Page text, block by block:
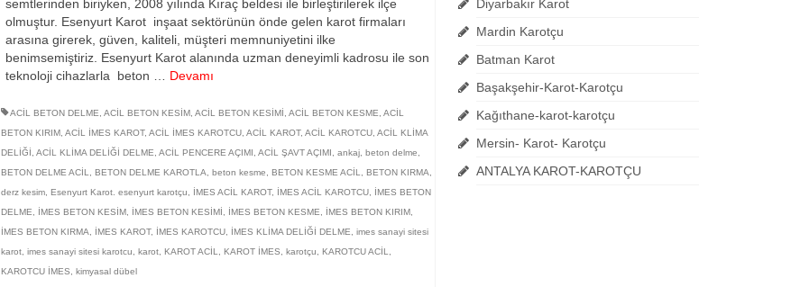
semtlerinden biriyken, 2008 yılında Kıraç beldesi ile birleştirilerek ilçe
olmuştur. Esenyurt Karot inşaat sektörünün önde gelen karot firmaları
arasına girerek, güven, kaliteli, müşteri memnuniyetini ilke
benimsemiştiriz. Esenyurt Karot alanında uzman deneyimli kadrosu ile son
teknoloji cihazlarla beton … Devamı
ACİL BETON DELME ACİL BETON KESİM, ACİL BETON KESİMİ ACİL BETON KESME ACİL
BETON KIRIM, ACİL İMES KAROT, ACİL İMES KAROTCU, ACİL KAROT, ACİL KAROTCU, ACİL KLİMA
DELİĞİ ACİL KLİMA DELİĞİ DELME ACİL PENCERE AÇIMI ACİL ŞAVT AÇIMI ankaj, beton delme
BETON DELME ACİL
BETON DELME KAROTLA beton kesme BETON KESME ACİL BETON KIRMA
derz kesim, Esenyurt Karot. esenyurt karotçu İMES ACİL KAROT, İMES ACİL KAROTCU,
İMES BETON
DELME
İMES BETON KESİM, İMES BETON KESİMİ İMES BETON KESME İMES BETON KIRIM,
İMES BETON KIRMA
İMES KAROT, İMES KAROTCU, İMES KLİMA DELİĞİ DELME
imes sanayi sitesi
karot, imes sanayi sitesi karotcu karot, KAROT ACİL KAROT İMES karotçu KAROTCU ACİL
KAROTCU İMES
kimyasal dübel
Diyarbakır Karot
Mardin Karotçu
Batman Karot
Başakşehir-Karot-Karotçu
Kağıthane-karot-karotçu
Mersin- Karot- Karotçu
ANTALYA KAROT-KAROTÇU